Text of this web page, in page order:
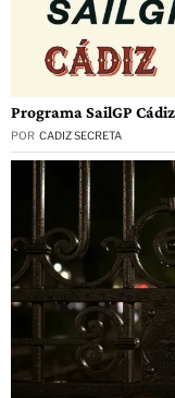
Programa SailGP Cádiz
POR CADIZ SECRETA